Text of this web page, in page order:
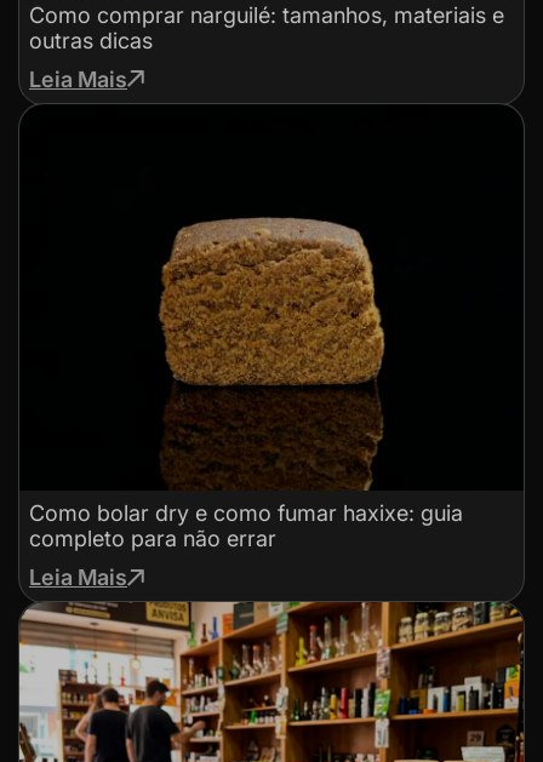
Como comprar narguilé: tamanhos, materiais e
outras dicas
Leia Mais
Como bolar dry e como fumar haxixe: guia
completo para não errar
Leia Mais